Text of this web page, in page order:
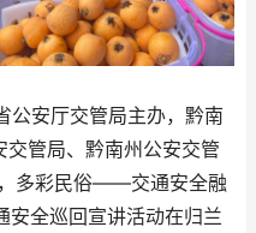
安厅交管局主办，黔南
管局、黔南州公安交管
多彩民俗——交通安全融
安全巡回宣讲活动在归兰